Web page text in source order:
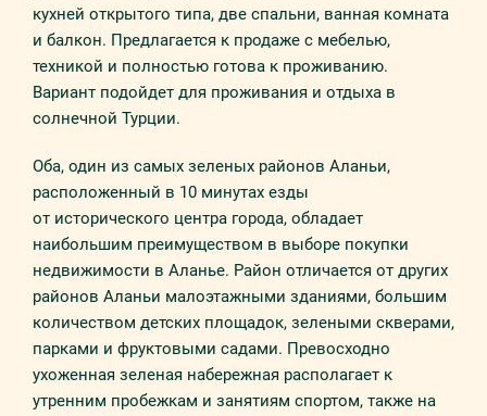
кухней открытого типа, две спальни, ванная комната
и балкон. Предлагается к продаже с мебелью,
техникой и полностью готова к проживанию.
Вариант подойдет для проживания и отдыха в
солнечной Турции.
Оба, один из самых зеленых районов Аланьи,
расположенный в 10 минутах езды
от исторического центра города, обладает
наибольшим преимуществом в выборе покупки
недвижимости в Аланье. Район отличается от других
районов Аланьи малоэтажными зданиями, большим
количеством детских площадок, зелеными скверами,
парками и фруктовыми садами. Превосходно
ухоженная зеленая набережная располагает к
утренним пробежкам и занятиям спортом, также на